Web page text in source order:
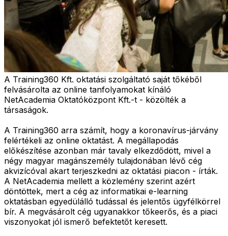
A Training360 Kft. oktatási szolgáltató saját tőkéből
felvásárolta az online tanfolyamokat kínáló
NetAcademia Oktatóközpont Kft.-t - közölték a
társaságok.
A Training360 arra számít, hogy a koronavírus-járvány
felértékeli az online oktatást. A megállapodás
előkészítése azonban már tavaly elkezdődött, mivel a
négy magyar magánszemély tulajdonában lévő cég
akvizícóval akart terjeszkedni az oktatási piacon - írták.
A NetAcademia mellett a közlemény szerint azért
döntöttek, mert a cég az informatikai e-learning
oktatásban egyedülálló tudással és jelentős ügyfélkörrel
bír. A megvásárolt cég ugyanakkor tőkeerős, és a piaci
viszonyokat jól ismerő befektetőt keresett.